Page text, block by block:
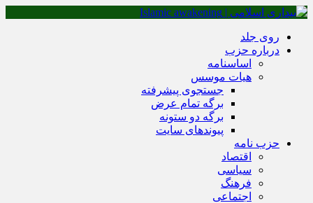
روی جلد
درباره حزب
اساسنامه
هیات موسس
جستجوی پیشرفته
برگه تمام عرض
برگه دو ستونه
پیوندهای سایت
حزب نامه
اقتصاد
سیاسی
فرهنگ
اجتماعی